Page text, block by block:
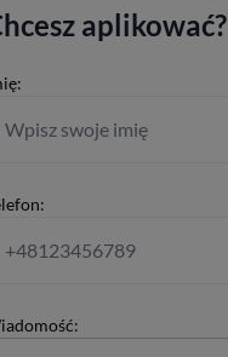
aplikować?